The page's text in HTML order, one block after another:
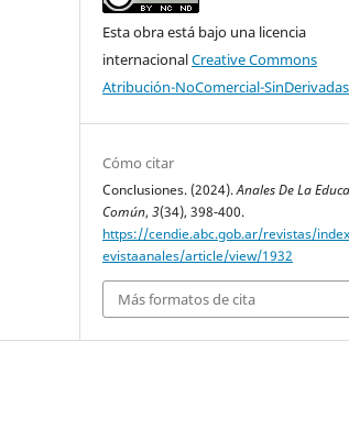
Esta obra está bajo una licencia
internacionalCreative Commons
Atribución-NoComercial-
Cómo citar
Conclusiones. (2024).Anales De La
Común, 3(34), 398-400.
https://cendie.abc.gob.ar/revistas/
evistaanales/article/view/1932
Más formatos de cita